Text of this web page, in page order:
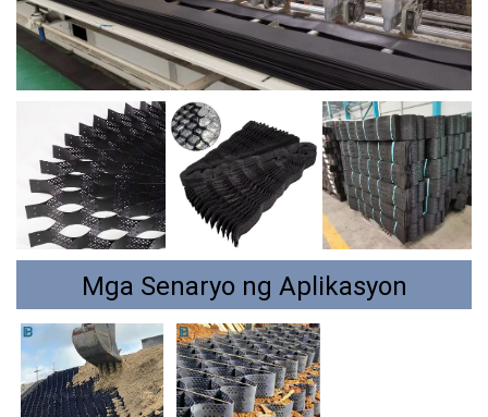
Mga Senaryo ng Aplikasyon